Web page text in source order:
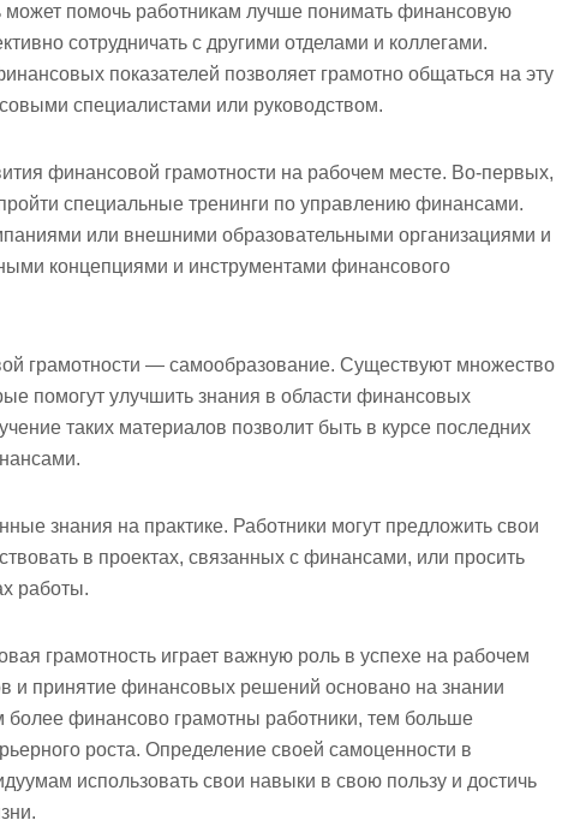
может помочь работникам лучше понимать финансовую
сотрудничать с другими отделами и коллегами.
показателей позволяет грамотно общаться на эту
специалистами или руководством.
финансовой грамотности на рабочем месте. Во-первых,
специальные тренинги по управлению финансами.
или внешними образовательными организациями и
концепциями и инструментами финансового
грамотности — самообразование. Существуют множество
помогут улучшить знания в области финансовых
таких материалов позволит быть в курсе последних
знания на практике. Работники могут предложить свои
в проектах, связанных с финансами, или просить
работы.
грамотность играет важную роль в успехе на рабочем
и принятие финансовых решений основано на знании
финансово грамотны работники, тем больше
роста. Определение своей самоценности в
использовать свои навыки в свою пользу и достичь